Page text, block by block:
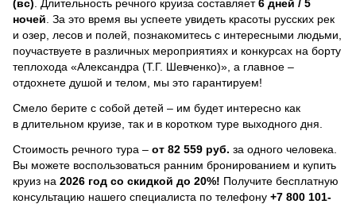
(вс) . Длительность речного круиза составляет6 дней / 5
ночей За это время вы успеете увидеть красоты русских рек
и озер, лесов и полей, познакомитесь с интересными людьми,
поучаствуете в различных мероприятиях и конкурсах на борту
теплохода «Александра (Т.Г. Шевченко)», а главное –
отдохнете душой и телом, мы это гарантируем!
Смело берите с собой детей – им будет интересно как
в длительном круизе, так и в коротком туре выходного дня.
Стоимость речного тура – от 82 559 руб. за одного человека.
Вы можете воспользоваться ранним бронированием и купить
круиз на 2026 год со скидкой до 20%! Получите бесплатную
консультацию нашего специалиста по телефону +7 800 101-